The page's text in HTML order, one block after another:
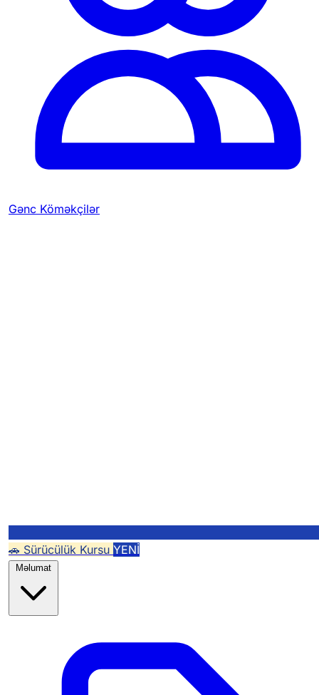
Gənc Köməkçilər
🚗 Sürücülük Kursu YENİ
Məlumat